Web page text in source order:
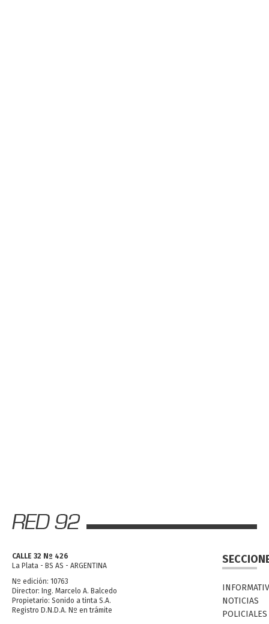
CALLE 32 Nº 426
La Plata - BS AS - ARGENTINA
Nº edición: 10763
Director: Ing. Marcelo A. Balcedo
Propietario: Sonido a tinta S.A.
Registro D.N.D.A. Nº en trámite
NOTICIAS
POLICIALES